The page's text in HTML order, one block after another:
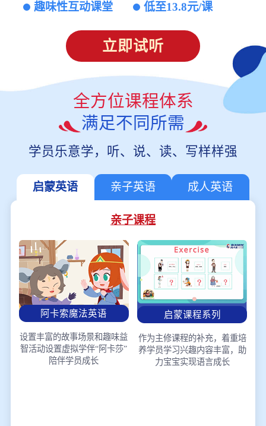
趣味性互动课堂
低至13.8元/课
立即试听
全方位课程体系
满足不同所需
学员乐意学，听、说、读、写样样强
启蒙英语 亲子英语 成人英语
亲子课程
阿卡索魔法英语
设置丰富的故事场景和趣味益
智活动设置虚拟学伴“阿卡莎”
陪伴学员成长
启蒙课程系列
作为主修课程的补充，着重培
养学员学习兴趣内容丰富，助
力宝宝实现语言成长